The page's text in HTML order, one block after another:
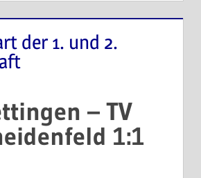
der 1. und 2.
– TV
1:1